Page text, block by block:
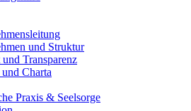
und Struktur
Transparenz
Charta
Praxis & Seelsorge